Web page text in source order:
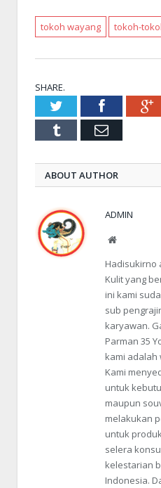
tokoh wayang tokoh-
SHARE.
TwitterFacebook
Tumblr Email
ABOUT AUTHOR
ADMIN
Website
Hadisukirno
Kulit yang
ini kami
sub
karyawan.
Parman 35
kami adalah
Kami
untuk
maupun
melakukan
untuk
selera
kelestarian
Indonesia.